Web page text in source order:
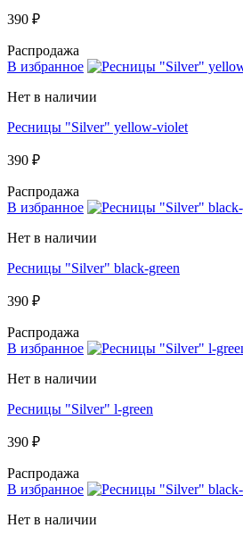
390 ₽
Распродажа
В избранное
Нет в наличии
Ресницы "Silver" yellow-violet
390 ₽
Распродажа
В избранное
Нет в наличии
Ресницы "Silver" black-green
390 ₽
Распродажа
В избранное
Нет в наличии
Ресницы "Silver" l-green
390 ₽
Распродажа
В избранное
Нет в наличии